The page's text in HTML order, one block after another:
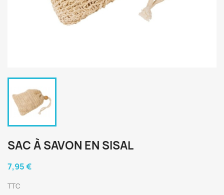
SAC À SAVON EN SISAL
7,95 €
TTC